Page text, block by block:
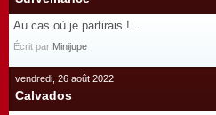
Au cas où je partirais !...
Écrit par Minijupe
vendredi, 26 août 2022
Calvados